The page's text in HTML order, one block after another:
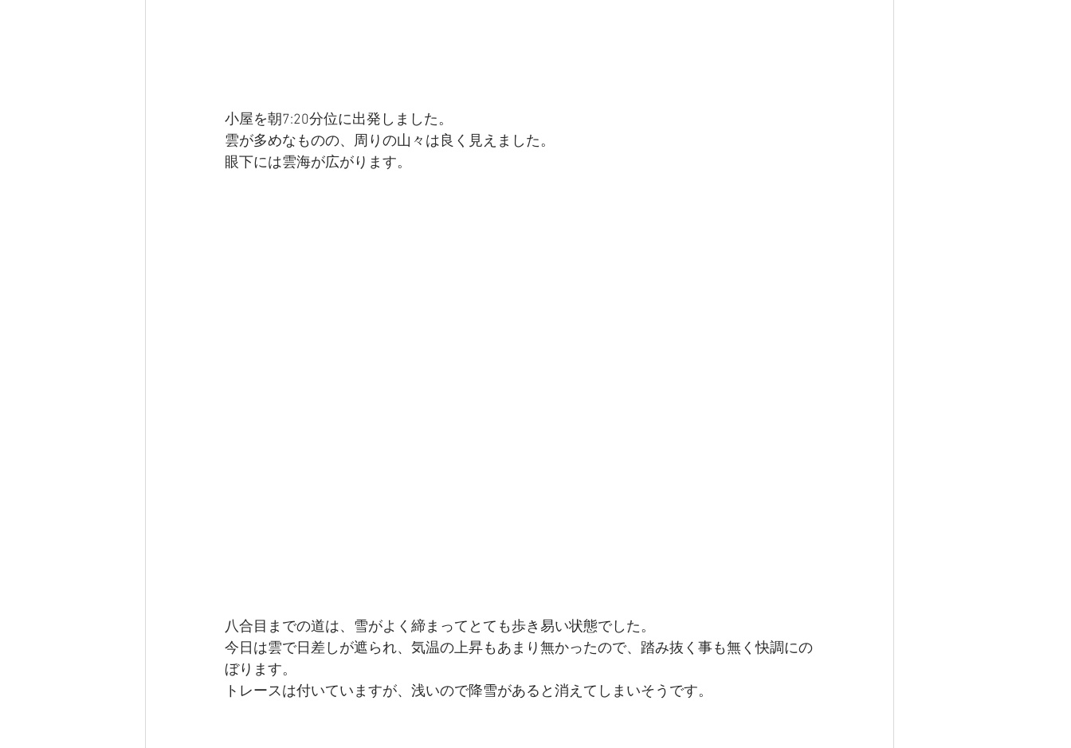
小屋を朝7:20分位に出発しました。
雲が多めなものの、周りの山々は良く見えました。
眼下には雲海が広がります。
八合目までの道は、雪がよく締まってとても歩き易い状態でした。
今日は雲で日差しが遮られ、気温の上昇もあまり無かったので、踏み抜く事も無く快調にの
ぼります。
トレースは付いていますが、浅いので降雪があると消えてしまいそうです。